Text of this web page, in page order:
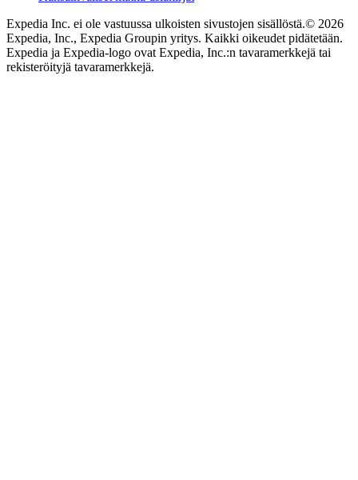
Expedia Inc. ei ole vastuussa ulkoisten sivustojen sisällöstä.© 2026
Expedia, Inc., Expedia Groupin yritys. Kaikki oikeudet pidätetään.
Expedia ja Expedia-logo ovat Expedia, Inc.:n tavaramerkkejä tai
rekisteröityjä tavaramerkkejä.